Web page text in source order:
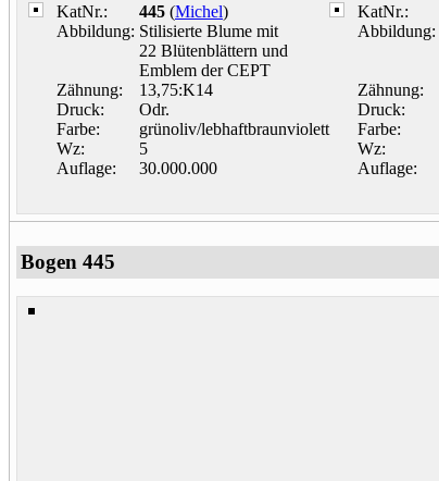
KatNr.: 445 (Michel)
Abbildung: Stilisierte Blume mit
22 Blütenblättern und
Emblem der CEPT
Zähnung:
13,75:K14
Druck:
Odr.
Farbe:
grünoliv/lebhaftbraunviolett
Wz:
5
Auflage:
30.000.000
KatNr.:
Abbildung:
Zähnung:
Druck:
Farbe:
Wz:
Auflage:
Bogen 445